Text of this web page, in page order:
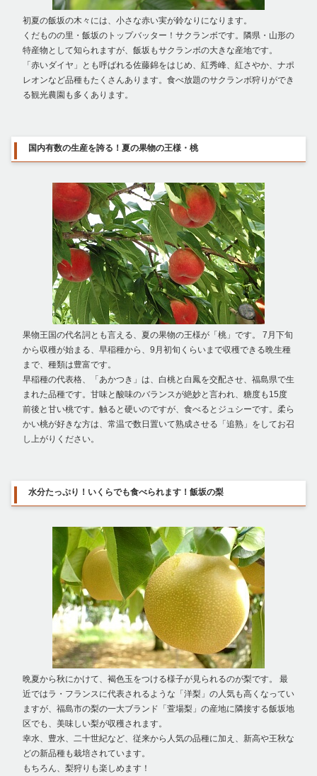
初夏の飯坂の木々には、小さな赤い実が鈴なりになります。
くだものの里・飯坂のトップバッター！サクランボです。隣県・山形の
特産物として知られますが、飯坂もサクランボの大きな産地です。
「赤いダイヤ」とも呼ばれる佐藤錦をはじめ、紅秀峰、紅さやか、ナポ
レオンなど品種もたくさんあります。食べ放題のサクランボ狩りができ
る観光農園も多くあります。
国内有数の生産を誇る！夏の果物の王様・桃
果物王国の代名詞とも言える、夏の果物の王様が「桃」です。 7月下旬
から収穫が始まる、早稲種から、9月初旬くらいまで収穫できる晩生種
まで、種類は豊富です。
早稲種の代表格、「あかつき」は、白桃と白鳳を交配させ、福島県で生
まれた品種です。甘味と酸味のバランスが絶妙と言われ、糖度も15度
前後と甘い桃です。触ると硬いのですが、食べるとジュシーです。柔ら
かい桃が好きな方は、常温で数日置いて熟成させる「追熟」をしてお召
し上がりください。
水分たっぷり！いくらでも食べられます！飯坂の梨
晩夏から秋にかけて、褐色玉をつける様子が見られるのが梨です。 最
近ではラ・フランスに代表されるような「洋梨」の人気も高くなってい
ますが、福島市の梨の一大ブランド「萱場梨」の産地に隣接する飯坂地
区でも、美味しい梨が収穫されます。
幸水、豊水、二十世紀など、従来から人気の品種に加え、新高や王秋な
どの新品種も栽培されています。
もちろん、梨狩りも楽しめます！